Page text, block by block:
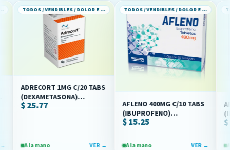
TODOS / VENDIBLES / DOLOR E INFLAMACION
ADRECORT 1MG C/20 TABS
(DEXAMETASONA)
(ALLEN/AVITUS)
$ 25.77
A la mano VER →
TODOS / VENDIBLES / DOLOR E INFLAMACION
AFLENO 400MG C/10 TABS
(IBUPROFENO)
(BRULUAGSA)
$ 15.25
A la mano VER →
$
A la